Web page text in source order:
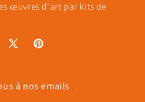
œuvres d'art par kits de
X
Pinterest
à nos emails